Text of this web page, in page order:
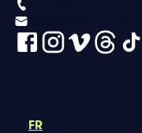
FR